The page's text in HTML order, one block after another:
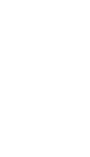
Akkavaklar